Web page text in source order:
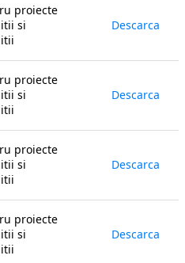
proiecte
si
Descarca
proiecte
si
Descarca
proiecte
si
Descarca
proiecte
si
Descarca